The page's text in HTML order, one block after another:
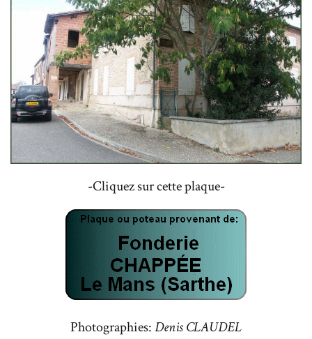
-Cliquez sur cette plaque-
Photographies:Denis CLAUDEL